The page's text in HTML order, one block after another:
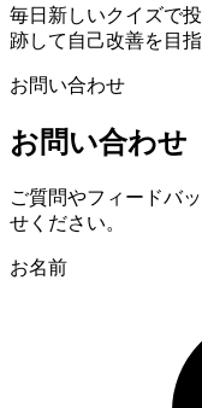
毎日新しいクイズで
跡して自己改善を目指
お問い合わせ
お問い合わせ
ご質問やフィードバ
せください。
お名前